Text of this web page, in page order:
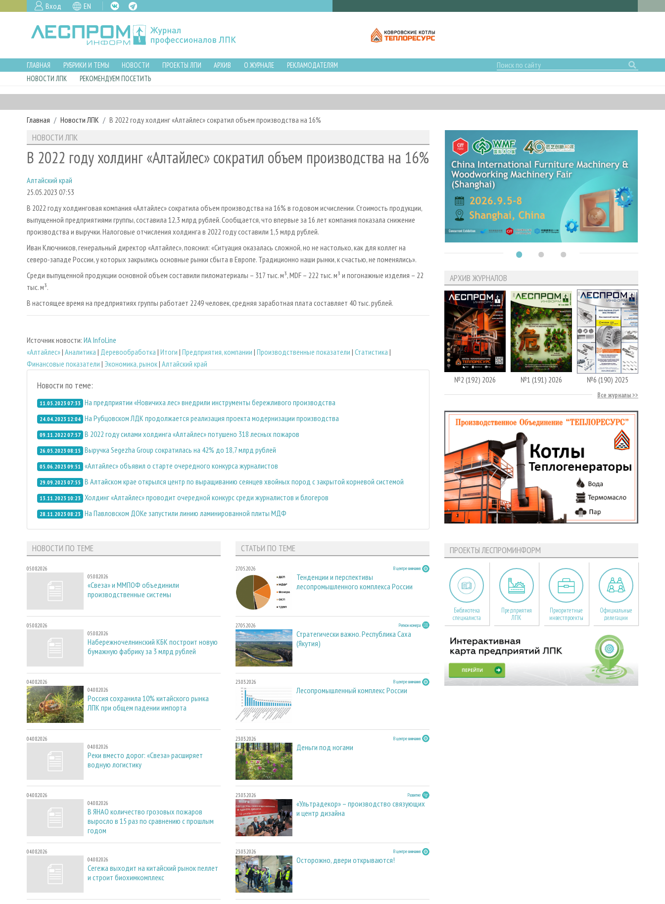
Вход EN
ГЛАВНАЯ РУБРИКИ И ТЕМЫ НОВОСТИ ПРОЕКТЫ ЛПИ АРХИВ О ЖУРНАЛЕ
РЕКЛАМОДАТЕЛЯМ
НОВОСТИ ЛПК
РЕКОМЕНДУЕМ ПОСЕТИТЬ
Главная Новости ЛПК В 2022 году холдинг «Алтайлес» сократил объем производства на 16%
НОВОСТИ ЛПК
В 2022 году холдинг «Алтайлес» сократил объем производства на 16%
Алтайский край
25.05.2023 07:53
В 2022 году холдинговая компания «Алтайлес» сократила объем производства на 16% в годовом исчислении. Стоимость продукции,
выпущенной предприятиями группы, составила 12,3 млрд рублей. Сообщается, что впервые за 16 лет компания показала снижение
производства и выручки. Нало­говые отчисления холдинга в 2022 году составили 1,5 млрд рублей.
Иван Ключников, генеральный директор «Алтайлес», пояснил: «Ситуация оказалась сложной, но не настолько, как для коллег на
северо-западе России, у которых закрылись основные рынки сбыта в Европе. Традиционно наши рынки, к счастью, не поменялись».
Среди выпущенной продукции основной объем составили пиломатериалы – 317 тыс. м³, MDF – 222 тыс. м³ и погонажные изделия – 22
тыс. м³.
В настоящее время на предприятиях группы работает 2249 человек, средняя заработная плата составляет 40 тыс. рублей.
Источник новости: ИА InfoLine
«Алтайлес»| Аналитика | Деревообработка | Итоги | Предприятия, компании | Производственные показатели | Статистика |
Финансовые показатели | Экономика, рынок| Алтайский край
Новости по теме:
11.05.2023 07:33 На предприятии «Новичиха лес» внедрили инструменты бережливого производства
24.04.2023 12:04 На Рубцовском ЛДК продолжается реализация проекта модернизации производства
09.11.2022 07:57 В 2022 году силами холдинга «Алтайлес» потушено 318 лесных пожаров
26.05.2023 08:15 Выручка Segezha Group сократилась на 42% до 18,7 млрд рублей
05.06.2023 09:51 «Алтайлес» объявил о старте очередного конкурса журналистов
29.09.2023 07:55 В Алтайском крае открылся центр по выращиванию сеянцев хвойных пород с закрытой корневой системой
13.11.2023 10:23 Холдинг «Алтайлес» проводит очередной конкурс среди журналистов и блогеров
28.11.2023 08:23 На Павловском ДОКе запустили линию ламинированной плиты МДФ
НОВОСТИ ПО ТЕМЕ
05.08.2026
05.08.2026
«Свеза» и ММПОФ объединили
производственные системы
05.08.2026
05.08.2026
Набережночелнинский КБК построит новую
бумажную фабрику за 3 млрд рублей
04.08.2026
04.08.2026
Россия сохранила 10% китайского рынка
ЛПК при общем падении импорта
04.08.2026
04.08.2026
Реки вместо дорог: «Свеза» расширяет
водную логистику
04.08.2026
04.08.2026
В ЯНАО количество грозовых пожаров
выросло в 15 раз по сравнению с прошлым
годом
04.08.2026
04.08.2026
Сегежа выходит на китайский рынок пеллет
и строит биохимкомплекс
СТАТЬИ ПО ТЕМЕ
27.05.2026 В центре внимания
Тенденции и перспективы
лесопромышленного комплекса России
27.05.2026 Регион номера
Стратегически важно. Республика Саха
(Якутия)
23.03.2026 В центре внимания
Лесопромышленный комплекс России
23.03.2026 В центре внимания
Деньги под ногами
23.03.2026 Развитие
«Ультрадекор» – производство связующих
и центр дизайна
23.03.2026 В центре внимания
Осторожно, двери открываются!
АРХИВ ЖУРНАЛОВ
№2 (192) 2026 №1 (191) 2026 №6 (190) 2025
Все журналы
ПРОЕКТЫ ЛЕСПРОМИНФОРМ
Библиотека
специалиста
Предприятия
ЛПК
Приоритетные
инвестпроекты
Официальные
делегации